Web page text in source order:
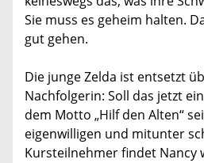
Sie muss es geheim halten.
gut gehen.
Die junge Zelda ist entsetzt
Nachfolgerin: Soll das jetzt
dem Motto „Hilf den Alten“
eigenwilligen und mitunter
Kursteilnehmer findet Nancy